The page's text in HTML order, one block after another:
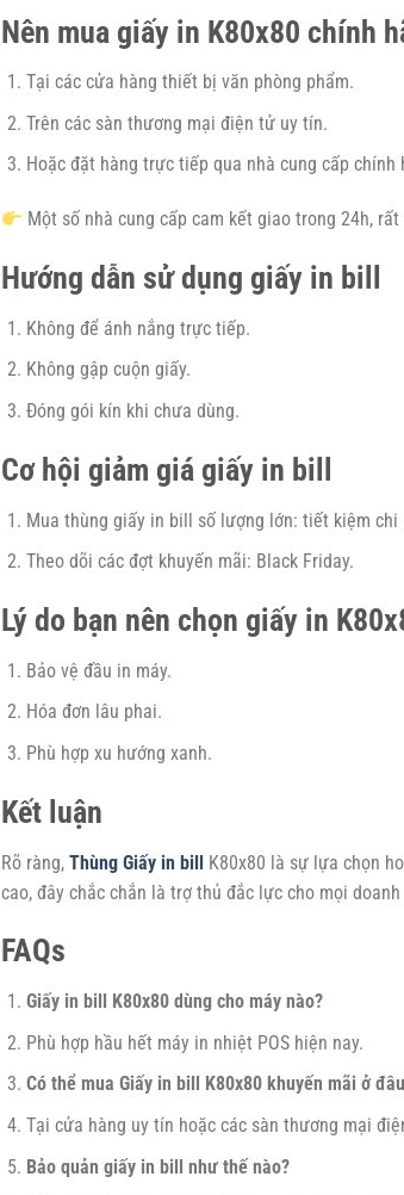
Nên mua giấy in K80x80 chính
Tại các cửa hàng thiết bị văn phòng phẩm.
Trên các sàn thương mại điện tử uy tín.
Hoặc đặt hàng trực tiếp qua nhà cung cấp chính
Một số nhà cung cấp cam kết giao trong 24h,
Hướng dẫn sử dụng giấy in bill
Không để ánh nắng trực tiếp.
Không gập cuộn giấy.
Đóng gói kín khi chưa dùng.
Cơ hội giảm giá giấy in bill
Mua thùng giấy in bill số lượng lớn: tiết kiệm chi
Theo dõi các đợt khuyến mãi: Black Friday.
Lý do bạn nên chọn giấy in
Bảo vệ đầu in máy.
Hóa đơn lâu phai.
Phù hợp xu hướng xanh.
Kết luận
Rõ ràng, Thùng Giấy in bill K80x80 là sự lựa chọn
cao, đây chắc chắn là trợ thủ đắc lực cho mọi
FAQs
Giấy in bill K80x80 dùng cho máy nào?
Phù hợp hầu hết máy in nhiệt POS hiện nay.
Có thể mua Giấy in bill K80x80 khuyến mãi ở
Tại cửa hàng uy tín hoặc các sàn thương mại
Bảo quản giấy in bill như thế nào?